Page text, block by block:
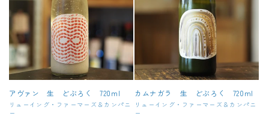
アヴァン 生 どぶろく 720ml
販
リューイング・ファーマーズ＆カンパニ
ー
カムナガラ 生 どぶろく 720ml
販
リューイング・ファーマーズ＆カンパニ
ー